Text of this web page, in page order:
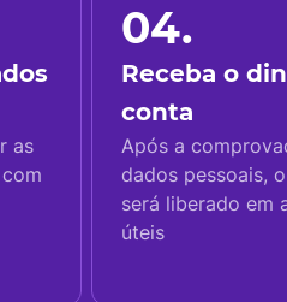
as
04.
Receba o
conta
Após a
dados pessoais,
será liberado em
úteis